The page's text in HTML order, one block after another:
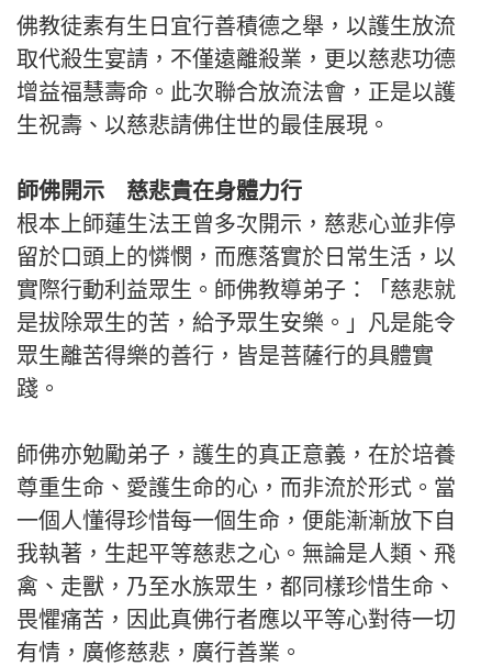
佛教徒素有生日宜行善積德之舉，以護生放流
取代殺生宴請，不僅遠離殺業，更以慈悲功德
增益福慧壽命。此次聯合放流法會，正是以護
生祝壽、以慈悲請佛住世的最佳展現。
師佛開示 慈悲貴在身體力行
根本上師蓮生法王曾多次開示，慈悲心並非停
留於口頭上的憐憫，而應落實於日常生活，以
實際行動利益眾生。師佛教導弟子：「慈悲就
是拔除眾生的苦，給予眾生安樂。」凡是能令
眾生離苦得樂的善行，皆是菩薩行的具體實
踐。
師佛亦勉勵弟子，護生的真正意義，在於培養
尊重生命、愛護生命的心，而非流於形式。當
一個人懂得珍惜每一個生命，便能漸漸放下自
我執著，生起平等慈悲之心。無論是人類、飛
禽、走獸，乃至水族眾生，都同樣珍惜生命、
畏懼痛苦，因此真佛行者應以平等心對待一切
有情，廣修慈悲，廣行善業。